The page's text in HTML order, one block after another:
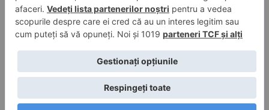
Caută
© 2026 ePitesti.ro | Toate drepturile rezervate. | Site
administrat deWebFixer.ro